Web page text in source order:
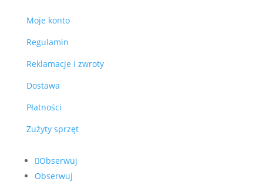
Moje konto
Regulamin
Reklamacje i zwroty
Dostawa
Płatności
Zużyty sprzęt
Obserwuj
Obserwuj